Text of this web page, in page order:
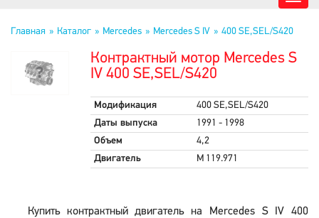
Главная Каталог Mercedes Mercedes S IV 400 SE,SEL/S420
Контрактный мотор Mercedes S
IV 400 SE,SEL/S420
Модификация
400 SE,SEL/S420
Даты выпуска
1991 - 1998
Объем
4,2
Двигатель
M 119.971
Купить контрактный двигатель на Mercedes S IV 400